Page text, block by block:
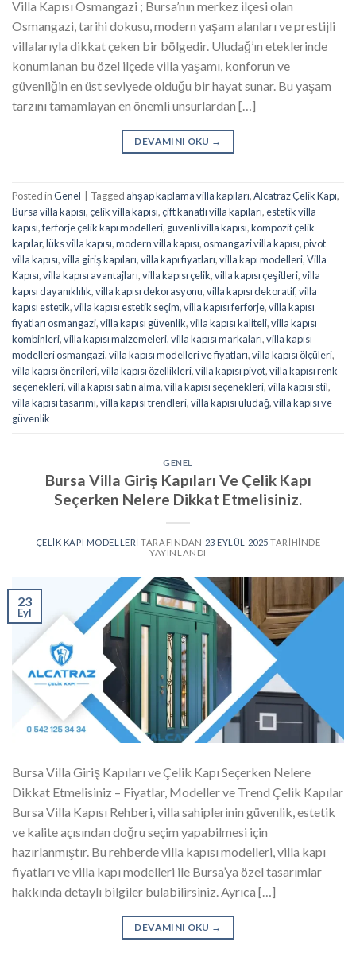
Villa Kapısı Osmangazi ; Bursa’nın merkez ilçesi olan
Osmangazi, tarihi dokusu, modern yaşam alanları ve prestijli
villalarıyla dikkat çeken bir bölgedir. Uludağ’ın eteklerinde
konumlanan bu özel ilçede villa yaşamı, konforun ve
güvenliğin en üst seviyede olduğu bir hayat sunar. Bu yaşam
tarzını tamamlayan en önemli unsurlardan […]
DEVAMINI OKU →
Posted inGenel Tagged ahşap kaplama villa kapıları,Alcatraz Çelik Kapı,
Bursa villa kapısı,çelik villa kapısı,çift kanatlı villa kapıları,estetik villa
kapısı,ferforje çelik kapı modelleri, güvenli villa kapısı,kompozit çelik
kapılar,lüks villa kapısı,modern villa kapısı,osmangazi villa kapısı,pivot
villa kapısı,villa giriş kapıları,villa kapı fiyatları,villa kapı modelleri,Villa
Kapısı,villa kapısı avantajları,villa kapısı çelik,villa kapısı çeşitleri,villa
kapısı dayanıklılık,villa kapısı dekorasyonu,villa kapısı dekoratif,villa
kapısı estetik,villa kapısı estetik seçim,villa kapısı ferforje,villa kapısı
fiyatları osmangazi,villa kapısı güvenlik,villa kapısı kaliteli,villa kapısı
kombinleri,villa kapısı malzemeleri,villa kapısı markaları,villa kapısı
modelleri osmangazi,villa kapısı modelleri ve fiyatları,villa kapısı ölçüleri,
villa kapısı önerileri,villa kapısı özellikleri,villa kapısı pivot,villa kapısı renk
seçenekleri,villa kapısı satın alma,villa kapısı seçenekleri,villa kapısı stil,
villa kapısı tasarımı,villa kapısı trendleri,villa kapısı uludağ,villa kapısı ve
güvenlik
GENEL
Bursa Villa Giriş Kapıları Ve Çelik Kapı
Seçerken Nelere Dikkat Etmelisiniz.
ÇELIK KAPI MODELLERI TARAFINDAN 23 EYLÜL 2025 TARIHINDE
YAYINLANDI
23
Eyl
Bursa Villa Giriş Kapıları ve Çelik Kapı Seçerken Nelere
Dikkat Etmelisiniz – Fiyatlar, Modeller ve Trend Çelik Kapılar
Bursa Villa Kapısı Rehberi, villa sahiplerinin güvenlik, estetik
ve kalite açısından doğru seçim yapabilmesi için
hazırlanmıştır. Bu rehberde villa kapısı modelleri, villa kapı
fiyatları ve villa kapı modelleri ile Bursa’ya özel tasarımlar
hakkında detaylı bilgiler bulabilirsiniz. Ayrıca […]
DEVAMINI OKU →